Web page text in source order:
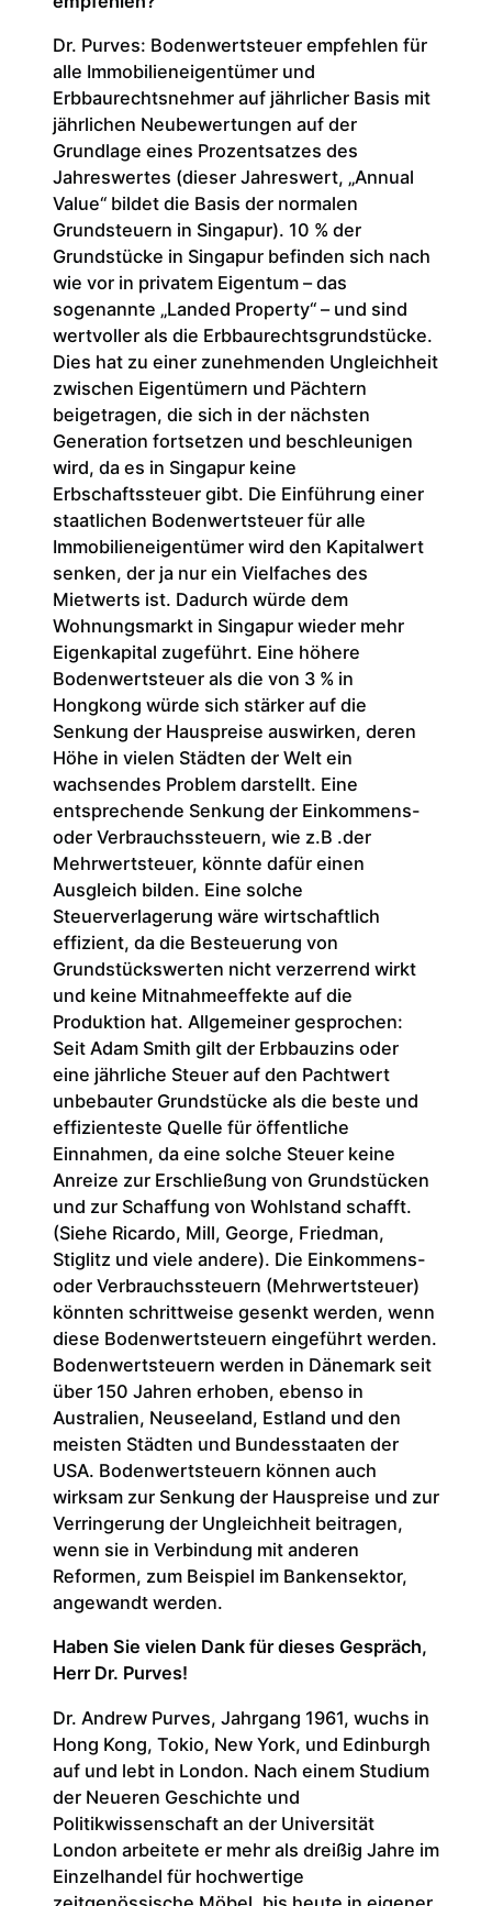
Dr. Purves: Bodenwertsteuer empfehlen für
alle Immobilieneigentümer und
Erbbaurechtsnehmer auf jährlicher Basis mit
jährlichen Neubewertungen auf der
Grundlage eines Prozentsatzes des
Jahreswertes (dieser Jahreswert, „Annual
Value“ bildet die Basis der normalen
Grundsteuern in Singapur). 10 % der
Grundstücke in Singapur befinden sich nach
wie vor in privatem Eigentum – das
sogenannte „Landed Property“ – und sind
wertvoller als die Erbbaurechtsgrundstücke.
Dies hat zu einer zunehmenden Ungleichheit
zwischen Eigentümern und Pächtern
beigetragen, die sich in der nächsten
Generation fortsetzen und beschleunigen
wird, da es in Singapur keine
Erbschaftssteuer gibt. Die Einführung einer
staatlichen Bodenwertsteuer für alle
Immobilieneigentümer wird den Kapitalwert
senken, der ja nur ein Vielfaches des
Mietwerts ist. Dadurch würde dem
Wohnungsmarkt in Singapur wieder mehr
Eigenkapital zugeführt. Eine höhere
Bodenwertsteuer als die von 3 % in
Hongkong würde sich stärker auf die
Senkung der Hauspreise auswirken, deren
Höhe in vielen Städten der Welt ein
wachsendes Problem darstellt. Eine
entsprechende Senkung der Einkommens-
oder Verbrauchssteuern, wie z.B .der
Mehrwertsteuer, könnte dafür einen
Ausgleich bilden. Eine solche
Steuerverlagerung wäre wirtschaftlich
effizient, da die Besteuerung von
Grundstückswerten nicht verzerrend wirkt
und keine Mitnahmeeffekte auf die
Produktion hat. Allgemeiner gesprochen:
Seit Adam Smith gilt der Erbbauzins oder
eine jährliche Steuer auf den Pachtwert
unbebauter Grundstücke als die beste und
effizienteste Quelle für öffentliche
Einnahmen, da eine solche Steuer keine
Anreize zur Erschließung von Grundstücken
und zur Schaffung von Wohlstand schafft.
(Siehe Ricardo, Mill, George, Friedman,
Stiglitz und viele andere). Die Einkommens-
oder Verbrauchssteuern (Mehrwertsteuer)
könnten schrittweise gesenkt werden, wenn
diese Bodenwertsteuern eingeführt werden.
Bodenwertsteuern werden in Dänemark seit
über 150 Jahren erhoben, ebenso in
Australien, Neuseeland, Estland und den
meisten Städten und Bundesstaaten der
USA. Bodenwertsteuern können auch
wirksam zur Senkung der Hauspreise und zur
Verringerung der Ungleichheit beitragen,
wenn sie in Verbindung mit anderen
Reformen, zum Beispiel im Bankensektor,
angewandt werden.
Haben Sie vielen Dank für dieses Gespräch,
Herr Dr. Purves!
Dr. Andrew Purves, Jahrgang 1961, wuchs in
Hong Kong, Tokio, New York, und Edinburgh
auf und lebt in London. Nach einem Studium
der Neueren Geschichte und
Politikwissenschaft an der Universität
London arbeitete er mehr als dreißig Jahre im
Einzelhandel für hochwertige